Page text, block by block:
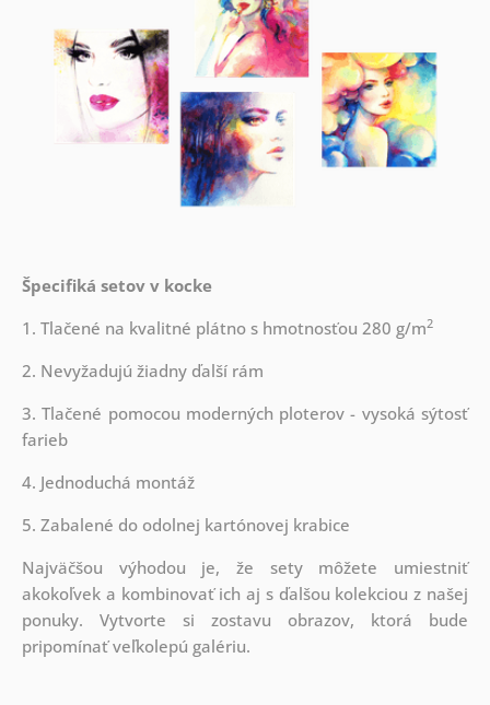
Špecifiká setov v kocke
1. Tlačené na kvalitné plátno s hmotnosťou 280 g/m2
2. Nevyžadujú žiadny ďalší rám
3. Tlačené pomocou moderných ploterov - vysoká sýtosť
farieb
4. Jednoduchá montáž
5. Zabalené do odolnej kartónovej krabice
Najväčšou výhodou je, že sety môžete umiestniť
akokoľvek a kombinovať ich aj s ďalšou kolekciou z našej
ponuky. Vytvorte si zostavu obrazov, ktorá bude
pripomínať veľkolepú galériu.